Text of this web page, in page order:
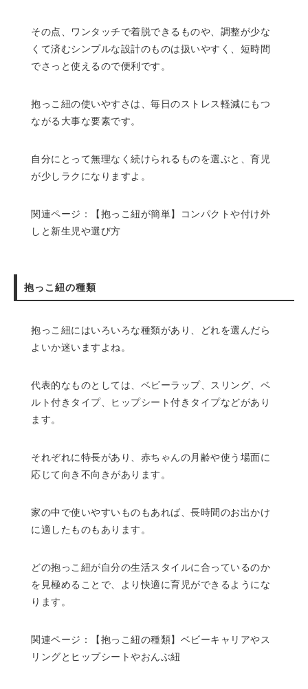
その点、ワンタッチで着脱できるものや、調整が少な
くて済むシンプルな設計のものは扱いやすく、短時間
でさっと使えるので便利です。
抱っこ紐の使いやすさは、毎日のストレス軽減にもつ
ながる大事な要素です。
自分にとって無理なく続けられるものを選ぶと、育児
が少しラクになりますよ。
関連ページ：
【抱っこ紐が簡単】コンパクトや付け外
しと新生児や選び方
抱っこ紐の種類
抱っこ紐にはいろいろな種類があり、どれを選んだら
よいか迷いますよね。
代表的なものとしては、ベビーラップ、スリング、ベ
ルト付きタイプ、ヒップシート付きタイプなどがあり
ます。
それぞれに特長があり、赤ちゃんの月齢や使う場面に
応じて向き不向きがあります。
家の中で使いやすいものもあれば、長時間のお出かけ
に適したものもあります。
どの抱っこ紐が自分の生活スタイルに合っているのか
を見極めることで、より快適に育児ができるようにな
ります。
関連ページ：
【抱っこ紐の種類】ベビーキャリアやス
リングとヒップシートやおんぶ紐